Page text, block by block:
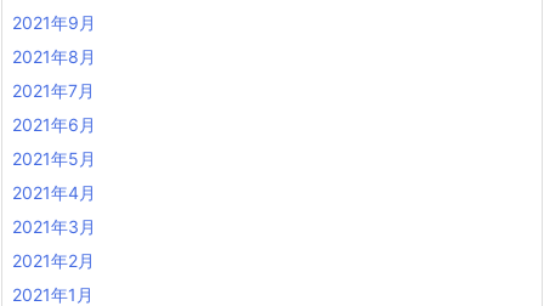
2021年9月
2021年8月
2021年7月
2021年6月
2021年5月
2021年4月
2021年3月
2021年2月
2021年1月